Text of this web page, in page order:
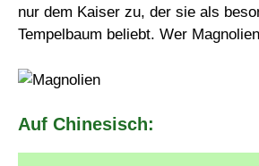
nur dem Kaiser zu, der sie als
Tempelbaum beliebt. Wer
Auf Chinesisch: